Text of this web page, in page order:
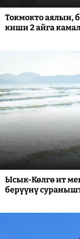
Токмокто аялын,
киши 2 айга
Ысык-Көлгө ит
берүүнү